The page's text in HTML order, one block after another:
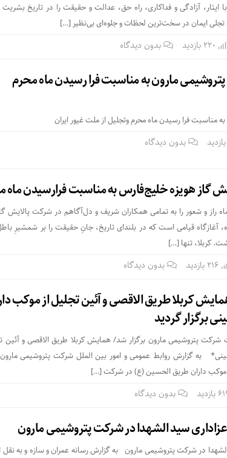
ایثار، آزادگی و فداکاری، راه حق، عدالت و حقیقت را در تاریخ بشریت
تجلی ایمان در سخت‌ترین لحظات و جلوه‌ای بی‌نظیر […]
بدون دیدگاه
پتروشیمی مارون به مناسبت فرا رسیدن ماه محرم
مناسبت فرا رسیدن ماه محرم و‌تجلیل از ملت غیور ایران
بدون دیدگاه
گاز هویزه خلیج‌فارس به مناسبت فرارسیدن ماه
راز و شعور را به تمامی همکاران شریف و دل‌آگاهم در شرکت پالایش
قیامی است که در بلندای تاریخ، جانِ حقیقت را بر شمشیرِ
کربلا، تنها […]
بدون دیدگاه
کربلا طریق الاقصی و آئین تجلیل از موکب
برگزار گردید
پتروشیمی مارون برگزار شد/ همایش کربلا طریق الاقصی و آئین
به گزارش روابط عمومی و امور بین الملل شرکت پتروشیمی
موکب داران طریق الحسین (ع) در شرکت […]
بدون دیدگاه
سید الشهدا در شرکت پتروشیمی مارون
در شرکت پتروشیمی مارون به گزارش رسانه عمران و سازه و به نقل